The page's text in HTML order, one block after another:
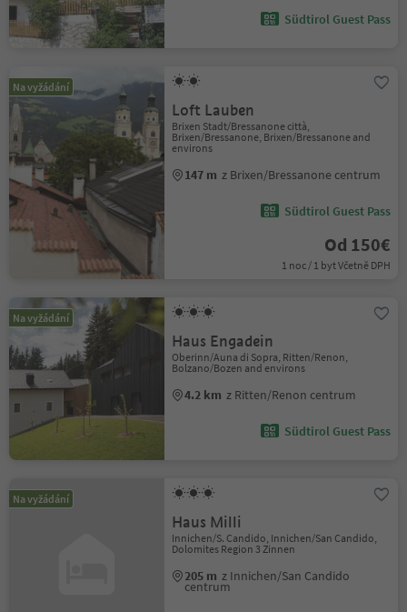
Südtirol Guest Pass
Na vyžádání
Loft Lauben
Brixen Stadt/Bressanone città,
Brixen/Bressanone, Brixen/Bressanone and
environs
147 m z Brixen/Bressanone centrum
Südtirol Guest Pass
Od 150€
1 noc / 1 byt Včetně DPH
Na vyžádání
Haus Engadein
Oberinn/Auna di Sopra, Ritten/Renon,
Bolzano/Bozen and environs
4.2 km z Ritten/Renon centrum
Südtirol Guest Pass
Na vyžádání
Haus Milli
Innichen/S. Candido, Innichen/San Candido,
Dolomites Region 3 Zinnen
205 m z Innichen/San Candido
centrum